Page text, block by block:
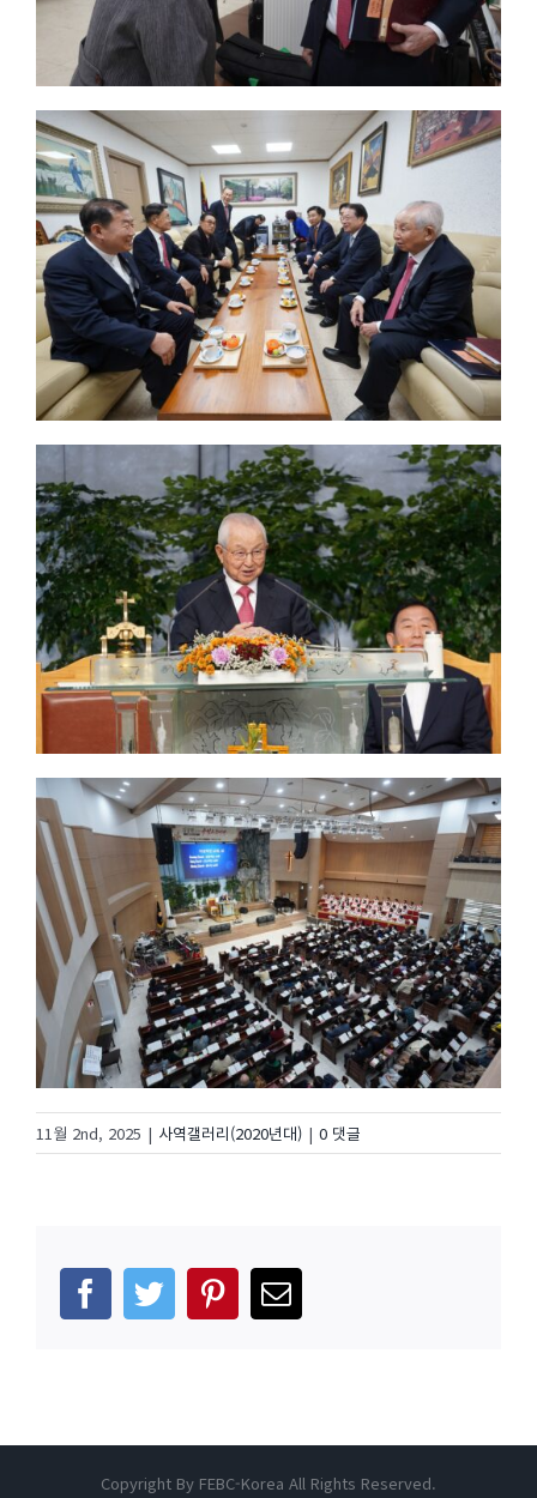
11월 2nd, 2025 | 사역갤러리(2020년대) | 0 댓글
facebook
twitter pinterest
이
메
Copyright By FEBC-Korea All Rights Reserved.